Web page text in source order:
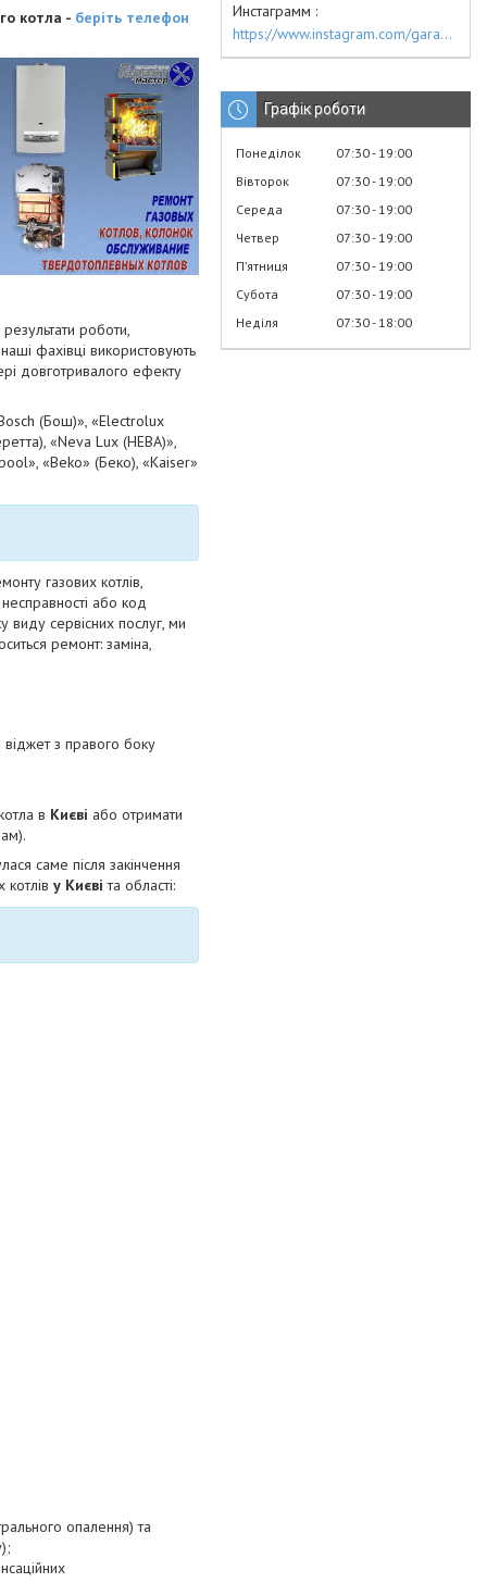
котла - беріть телефон
роботи,
фахівці використовують
довготривалого ефекту
(Бош)», «Electrolux
«Neva Lux (НЕВА)»,
«Beko» (Беко), «Kaiser»
газових котлів,
або код
виду сервісних послуг, ми
ремонт: заміна,
віджет з правого боку
в Києві або отримати
саме після закінчення
у Києві та області:
опалення) та
Инстаграмм
https://www.instagram.com/garantmaster.ua/
Графік роботи
Понеділок 07:30 19:00
Вівторок
07:30 19:00
Середа
07:30 19:00
Четвер
07:30 19:00
Пʼятниця
07:30 19:00
Субота
07:30 19:00
Неділя
07:30 18:00